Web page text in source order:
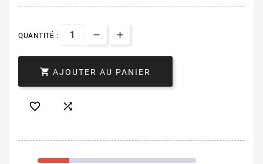
QUANTITÉ :
 AJOUTER AU PANIER
 